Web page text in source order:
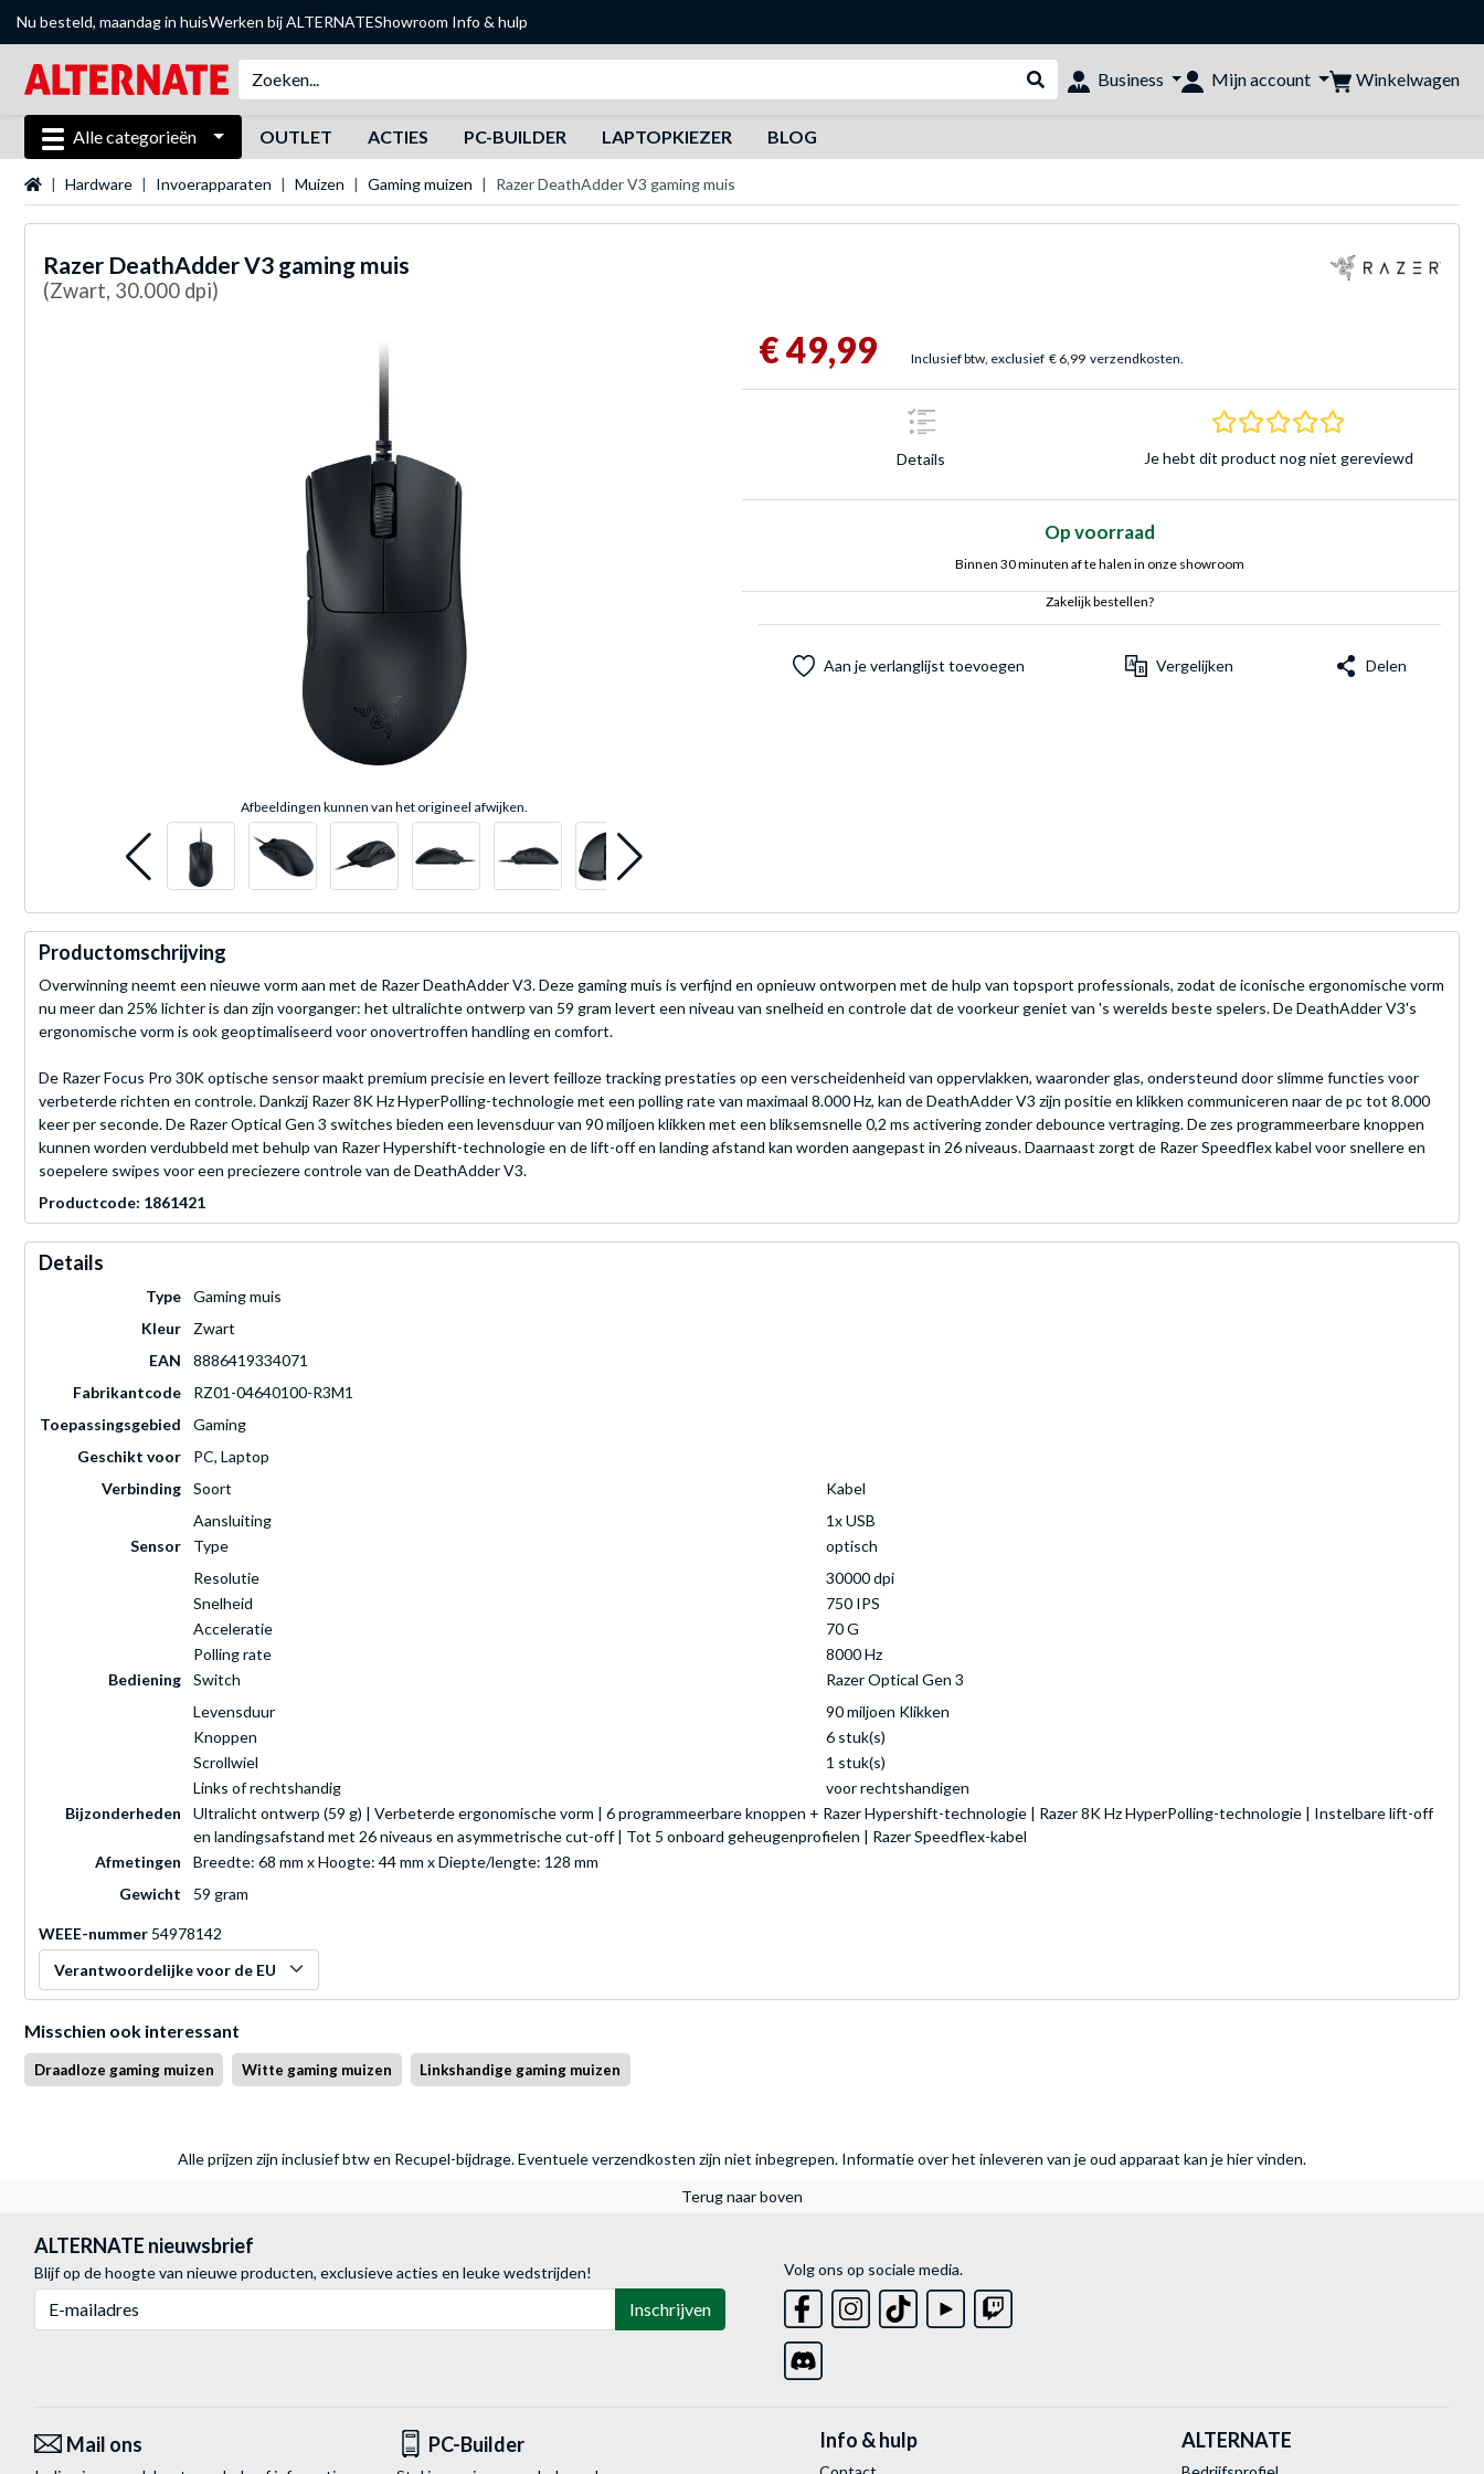
Nu besteld, maandag in huisWerken bij ALTERNATEShowroom Info & hulp
Webshop doorzoeken
Business Mijn account Winkelwagen
Alle categorieën OUTLET ACTIES PC-BUILDER LAPTOPKIEZER BLOG
Startpagina
Hardware Invoerapparaten Muizen Gaming muizen Razer DeathAdder V3 gaming muis
Razer DeathAdder V3 gaming muis
(Zwart, 30.000 dpi)
Afbeeldingen kunnen van het origineel afwijken.
€ 49,99 Inclusief btw, exclusief € 6,99 verzendkosten.
Details
0.0 sterren
Je hebt dit product nog niet gereviewd
Op voorraad
Binnen 30 minuten af te halen in onze showroom
Zakelijk bestellen?
Aan je verlanglijst toevoegen Vergelijken Delen
Productomschrijving
Overwinning neemt een nieuwe vorm aan met de Razer DeathAdder V3. Deze gaming muis is verfijnd en opnieuw ontworpen met de hulp van topsport professionals, zodat de iconische ergonomische vorm
nu meer dan 25% lichter is dan zijn voorganger: het ultralichte ontwerp van 59 gram levert een niveau van snelheid en controle dat de voorkeur geniet van 's werelds beste spelers. De DeathAdder V3's
ergonomische vorm is ook geoptimaliseerd voor onovertroffen handling en comfort.
De Razer Focus Pro 30K optische sensor maakt premium precisie en levert feilloze tracking prestaties op een verscheidenheid van oppervlakken, waaronder glas, ondersteund door slimme functies voor
verbeterde richten en controle. Dankzij Razer 8K Hz HyperPolling-technologie met een polling rate van maximaal 8.000 Hz, kan de DeathAdder V3 zijn positie en klikken communiceren naar de pc tot 8.000
keer per seconde. De Razer Optical Gen 3 switches bieden een levensduur van 90 miljoen klikken met een bliksemsnelle 0,2 ms activering zonder debounce vertraging. De zes programmeerbare knoppen
kunnen worden verdubbeld met behulp van Razer Hypershift-technologie en de lift-off en landing afstand kan worden aangepast in 26 niveaus. Daarnaast zorgt de Razer Speedflex kabel voor snellere en
soepelere swipes voor een preciezere controle van de DeathAdder V3.
Productcode: 1861421
Details
Type
Gaming muis
Kleur
Zwart
EAN
8886419334071
Fabrikantcode
RZ01-04640100-R3M1
Toepassingsgebied
Gaming
Geschikt voor
PC, Laptop
Verbinding
Soort
Kabel
Aansluiting
1x USB
Sensor
Type
optisch
Resolutie
30000 dpi
Snelheid
750 IPS
Acceleratie
70 G
Polling rate
8000 Hz
Bediening
Switch
Razer Optical Gen 3
Levensduur
90 miljoen Klikken
Knoppen
6 stuk(s)
Scrollwiel
1 stuk(s)
Links of rechtshandig
voor rechtshandigen
Bijzonderheden
Ultralicht ontwerp (59 g) | Verbeterde ergonomische vorm | 6 programmeerbare knoppen + Razer Hypershift-technologie | Razer 8K Hz HyperPolling-technologie | Instelbare lift-off
en landingsafstand met 26 niveaus en asymmetrische cut-off | Tot 5 onboard geheugenprofielen | Razer Speedflex-kabel
Afmetingen
Breedte: 68 mm x Hoogte: 44 mm x Diepte/lengte: 128 mm
Gewicht
59 gram
WEEE-nummer 54978142
Verantwoordelijke voor de EU
Misschien ook interessant
Draadloze gaming muizen Witte gaming muizen Linkshandige gaming muizen
Alle prijzen zijn inclusief btw en Recupel-bijdrage. Eventuele verzendkosten zijn niet inbegrepen. Informatie over het inleveren van je oud apparaat kan je hier vinden.
Terug naar boven
ALTERNATE nieuwsbrief
Blijf op de hoogte van nieuwe producten, exclusieve acties en leuke wedstrijden!
Inschrijven
Volg ons op sociale media.
Mail ons PC-Builder Info & hulp ALTERNATE